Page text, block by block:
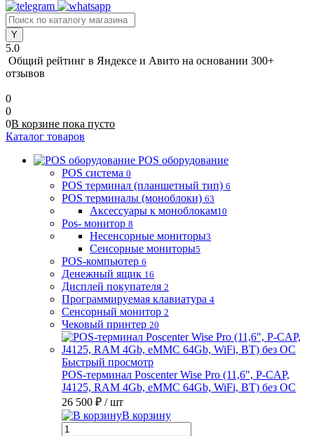
5.0
Общий рейтинг в Яндексе и Авито на основании 300+
отзывов
0
0
0В корзине пока пусто
Каталог товаров
POS оборудование
POS система 0
POS терминал (планшетный тип) 6
POS терминалы (моноблоки) 63
Аксессуары к моноблокам10
Pos- монитор 8
Несенсорные мониторы3
Сенсорные мониторы5
POS-компьютер 6
Денежный ящик 16
Дисплей покупателя 2
Программируемая клавиатура 4
Сенсорный монитор 2
Чековый принтер 20
Быстрый просмотр
POS-терминал Poscenter Wise Pro (11,6", P-CAP,
J4125, RAM 4Gb, eMMC 64Gb, WiFi, BT) без ОС
26 500 ₽ / шт
В корзину